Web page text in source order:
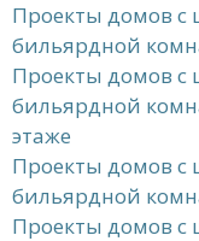
Проекты домов с
бильярдной
Проекты домов с
бильярдной
этаже
Проекты домов с
бильярдной
Проекты домов